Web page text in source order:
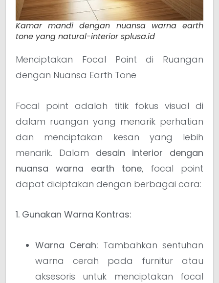
Kamar mandi dengan nuansa warna earth
tone yang natural-interior splusa.id
Menciptakan Focal Point di Ruangan
dengan Nuansa Earth Tone
Focal point adalah titik fokus visual di
dalam ruangan yang menarik perhatian
dan menciptakan kesan yang lebih
menarik. Dalam desain interior dengan
nuansa warna earth tone, focal point
dapat diciptakan dengan berbagai cara:
1. Gunakan Warna Kontras:
Warna Cerah: Tambahkan sentuhan
warna cerah pada furnitur atau
aksesoris untuk menciptakan focal